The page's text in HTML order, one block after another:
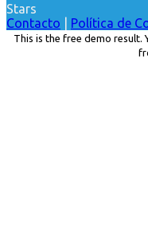
Stars
Contacto
Política de
This is the free demo result.